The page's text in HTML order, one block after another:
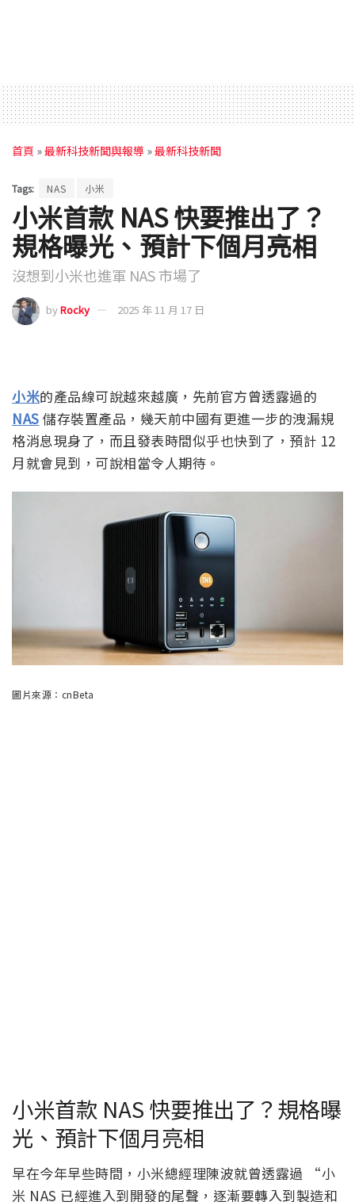
首頁 »最新科技新聞與報導 »最新科技新聞
Tags: NAS 小米
小米首款 NAS 快要推出了？
規格曝光、預計下個月亮相
沒想到小米也進軍 NAS 市場了
byRocky 2025 年 11 月 17 日
小米的產品線可說越來越廣，先前官方曾透露過的
NAS 儲存裝置產品，幾天前中國有更進一步的洩漏規
格消息現身了，而且發表時間似乎也快到了，預計 12
月就會見到，可說相當令人期待。
圖片來源：cnBeta
小米首款 NAS 快要推出了？規格曝
光、預計下個月亮相
早在今年早些時間，小米總經理陳波就曾透露過 “小
米 NAS 已經進入到開發的尾聲，逐漸要轉入到製造和